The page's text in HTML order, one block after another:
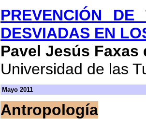
PREVENCIÓN DE
DESVIADAS EN
Pavel Jesús Faxas
Universidad de las
Mayo 2011
Antropología